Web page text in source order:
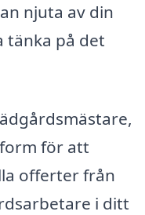
njuta av din
på det
för att
offerter från
i ditt